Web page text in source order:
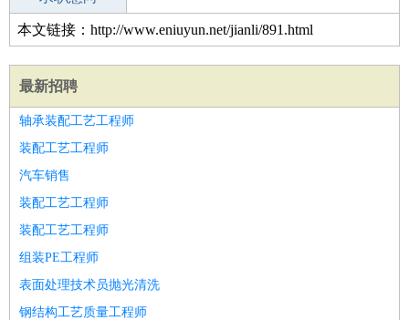
本文链接：http://www.eniuyun.net/jianli/891.html
最新招聘
轴承装配工艺工程师
装配工艺工程师
汽车销售
装配工艺工程师
装配工艺工程师
组装PE工程师
表面处理技术员抛光清洗
钢结构工艺质量工程师